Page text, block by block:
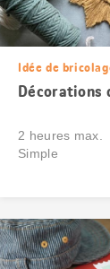
Idée de
Décorations
2 heures max.
Simple